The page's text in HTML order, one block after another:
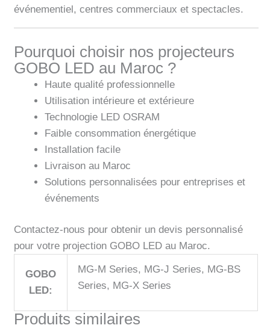
événementiel, centres commerciaux et spectacles.
Pourquoi choisir nos projecteurs
GOBO LED au Maroc ?
Haute qualité professionnelle
Utilisation intérieure et extérieure
Technologie LED OSRAM
Faible consommation énergétique
Installation facile
Livraison au Maroc
Solutions personnalisées pour entreprises et
événements
Contactez-nous pour obtenir un devis personnalisé
pour votre projection GOBO LED au Maroc.
GOBO
LED:
MG-M Series, MG-J Series, MG-BS
Series, MG-X Series
Produits similaires